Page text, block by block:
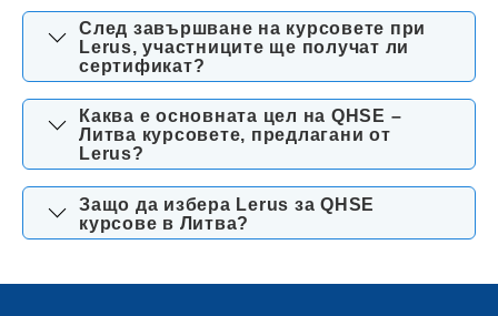
След завършване на курсовете при
Lerus, участниците ще получат ли
сертификат?
Каква е основната цел на QHSE –
Литва курсовете, предлагани от
Lerus?
Защо да избера Lerus за QHSE
курсове в Литва?